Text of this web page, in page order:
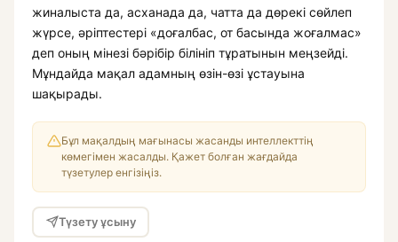
жиналыста да, асханада да, чатта да дөрекі сөйлеп
жүрсе, әріптестері «доғалбас, от басында жоғалмас»
деп оның мінезі бәрібір білініп тұратынын меңзейді.
Мұндайда мақал адамның өзін-өзі ұстауына
шақырады.
Бұл мақалдың мағынасы жасанды интеллекттің
көмегімен жасалды. Қажет болған жағдайда
түзетулер енгізіңіз.
Түзету ұсыну